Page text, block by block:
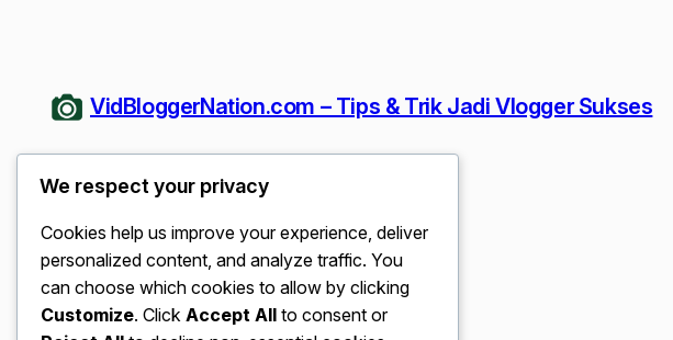
VidBloggerNation.com – Tips & Trik Jadi Vlogger Sukses
We respect your privacy
Cookies help us improve your experience, deliver
personalized content, and analyze traffic. You
can choose which cookies to allow by clicking
Customize. Click Accept All to consent or